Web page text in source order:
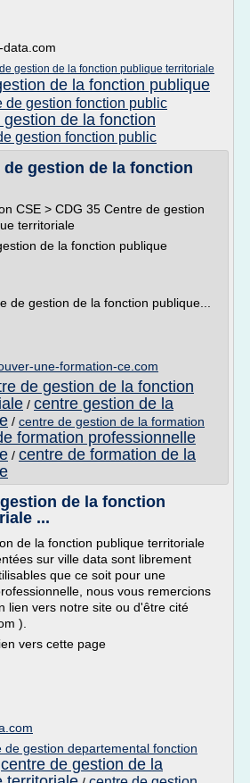
data.com
gestion de la fonction publique territoriale
de la fonction publique
de gestion fonction public
gestion de la fonction
gestion fonction public
de gestion de la fonction
CSE > CDG 35 Centre de gestion
territoriale
de la fonction publique
de gestion de la fonction publique...
une-formation-ce.com
de gestion de la fonction
/ centre gestion de la
/ centre de gestion de la formation
formation professionnelle
/ centre de formation de la
de la fonction
...
de la fonction publique territoriale
sur ville data sont librement
que ce soit pour une
nous vous remercions
lien vers notre site ou d'être cité
).
vers cette page
de gestion departemental fonction
centre de gestion de la